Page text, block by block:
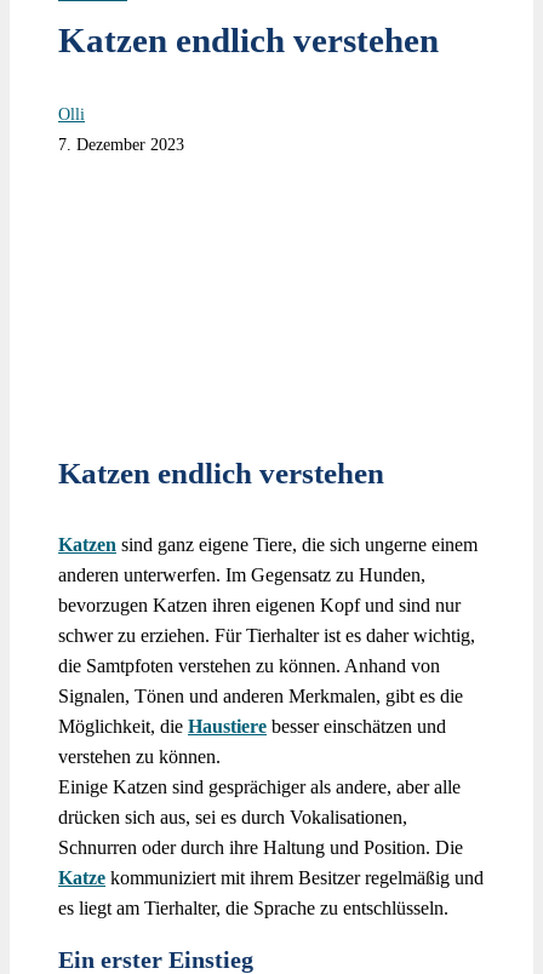
Katzen endlich verstehen
Olli
7. Dezember 2023
Katzen endlich verstehen
Katzen sind ganz eigene Tiere, die sich ungerne einem
anderen unterwerfen. Im Gegensatz zu Hunden,
bevorzugen Katzen ihren eigenen Kopf und sind nur
schwer zu erziehen. Für Tierhalter ist es daher wichtig,
die Samtpfoten verstehen zu können. Anhand von
Signalen, Tönen und anderen Merkmalen, gibt es die
Möglichkeit, die Haustiere besser einschätzen und
verstehen zu können.
Einige Katzen sind gesprächiger als andere, aber alle
drücken sich aus, sei es durch Vokalisationen,
Schnurren oder durch ihre Haltung und Position. Die
Katze kommuniziert mit ihrem Besitzer regelmäßig und
es liegt am Tierhalter, die Sprache zu entschlüsseln.
Ein erster Einstieg